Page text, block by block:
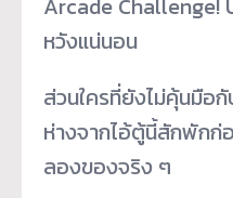
Arcade Challenge!
หวังแน่นอน
ส่วนใครที่ยังไม่คุ้นมือ
ห่างจากไอ้ตู้นี้สักพักก่
ลองของจริง ๆ